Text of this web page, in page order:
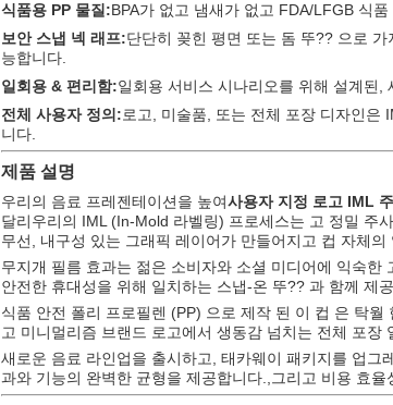
식품용 PP 물질:BPA가 없고 냄새가 없고 FDA/LFGB 식
보안 스냅 넥 래프:단단히 꽂힌 평면 또는 돔 뚜?? 으로
능합니다.
일회용 & 편리함:일회용 서비스 시나리오를 위해 설계된,
전체 사용자 정의:로고, 미술품, 또는 전체 포장 디자인은
니다.
제품 설명
우리의 음료 프레젠테이션을 높여사용자 지정 로고 IML
달리우리의 IML (In-Mold 라벨링) 프로세스는 고 정밀 주
무선, 내구성 있는 그래픽 레이어가 만들어지고 컵 자체
무지개 필름 효과는 젊은 소비자와 소셜 미디어에 익숙
안전한 휴대성을 위해 일치하는 스냅-온 뚜?? 과 함께 제
식품 안전 폴리 프로필렌 (PP) 으로 제작 된 이 컵 은 탁
고 미니멀리즘 브랜드 로고에서 생동감 넘치는 전체 포장
새로운 음료 라인업을 출시하고, 태카웨이 패키지를 업
과와 기능의 완벽한 균형을 제공합니다.,그리고 비용 효율